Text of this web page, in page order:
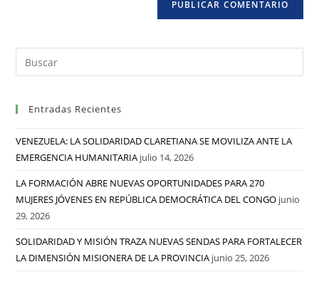
Entradas Recientes
VENEZUELA: LA SOLIDARIDAD CLARETIANA SE MOVILIZA ANTE LA
EMERGENCIA HUMANITARIA julio 14, 2026
LA FORMACIÓN ABRE NUEVAS OPORTUNIDADES PARA 270
MUJERES JÓVENES EN REPÚBLICA DEMOCRÁTICA DEL CONGO junio
29, 2026
SOLIDARIDAD Y MISIÓN TRAZA NUEVAS SENDAS PARA FORTALECER
LA DIMENSIÓN MISIONERA DE LA PROVINCIA junio 25, 2026